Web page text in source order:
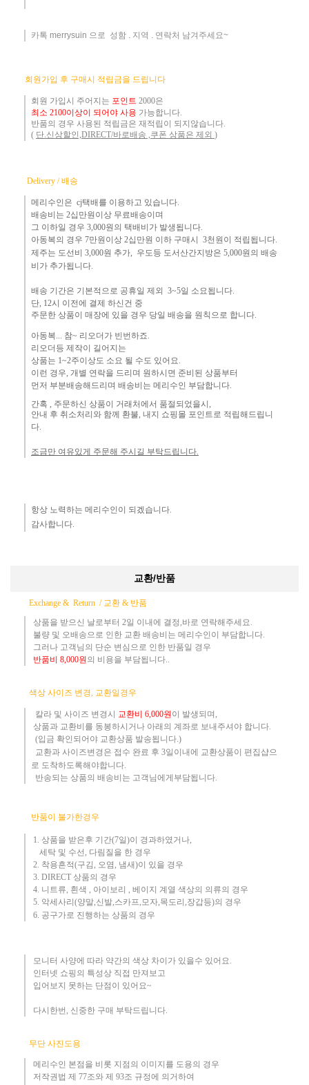
카톡 merrysuin 으로 성함 . 지역 . 연락처 남겨주세요~
회원가입 후 구매시 적립금을 드립니다
회원 가입시 주어지는 포인트 2000은
최소 2100이상이 되어야 사용 가능합니다.
반품의 경우 사용된 적립금은 재적립이 되지않습니다.
( 단.신상할인,DIRECT/바로배송 ,쿠폰 상품은 제외 )
Delivery / 배송
메리수인은 cj택배를 이용하고 있습니다.
배송비는 2십만원이상 무료배송이며
그 이하일 경우 3,000원 의 택배비 가 발생됩니다.
아동복의 경우 7만원 이상 2십만원 이하 구매시 3천원이 적립됩니다.
제주는 도선비 3,000원 추가, 우도등 도서산간지방은 5,000원의 배송
비가 추가됩니다.
배송 기간은 기본적으로 공휴일 제외 3~5일 소요됩니다.
단, 12시 이전에 결제 하신건 중 ​
주문한 상품이 매장에 있을 경우 당일 배송을 원칙으로 합니다.
아동복... 참~ 리오더가 빈번하죠.​
리오더등 제작이 길어지는
상품는 1~2주이상도 소요 될 수도 있어요.
이런 경우, 개별 연락을 드리며 원하시면 준비된 상품부터
먼 저 부분배송해드리며 배송비는 메리수인 부담합니다.
간혹 , 주문하신 상품이 거래처에서 품절되었을시,
안내 후 취소처리와 함께 환불, 내지 쇼핑몰 포인트로 적립해드립니
다.
조금만 여유있게 주문해 주시길 부탁드립니다.
항상 노력하는 메리수인이 되겠습니다.​
감사합니다.​
교환/반품
Exchange & Return / 교환 & 반품
상품을 받으신 날로부터 2일 이내에 결정,바로 연락해주세요.
불량 및 오배송으로 인한 교환 배송비는 메리수인이 부담합니다.
그러나 고객님의 단순 변심으로 인한 반품일 경우
반품비 8,000원 의 비용을 부담됩니다..
색상 사이즈 변경, 교환일경우
칼라 및 사이즈 변경시 교환비 6,000원 이 발생되며,
상품과 교환비를 동봉하시거나 아래의 계좌로 보내주셔야 합니다.
(입금 확인되어야 교환상품 발송됩니다.)​
교환과 사이즈변경은 접수 완료 후 3일이내에 교환상품이 편집샵으
로 도착하도록해야합니다.
​ 반송되는 상품의 배송비는 고객님에게부담됩니다.
반품이 불가한경우
1. 상품을 받은후 기간(7일)이 경과하였거나,
세탁 및 수선, 다림질을 한 경우
2. 착용흔적(구김, 오염, 냄새)이 있을 경우
3. DIRECT 상품의 경우
4. 니트류, 흰색 , 아이보리 , 베이지 계열 색상의 의류의 경우
​5. 악세사리(양말,신발,스카프,모자,목도리,장갑등)의 경우
6. 공구가로 진행하는 상품의 경우​
모니터 사양에 따라 약간의 색상 차이가 있을수 있어요.
인터넷 쇼핑의 특성상 직접 만져보고
입어보지 못하는 단점이 있어요~
다시한번, 신중한 구매 부탁드립니다.
무단 사진도용
메리수인 본점을 비롯 지점의 이미지를 도용의 경우​
저작권법 제 77조와 제 93조 규정에 의거하여